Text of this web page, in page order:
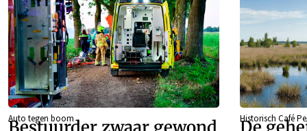
Auto tegen boom Historisch Café